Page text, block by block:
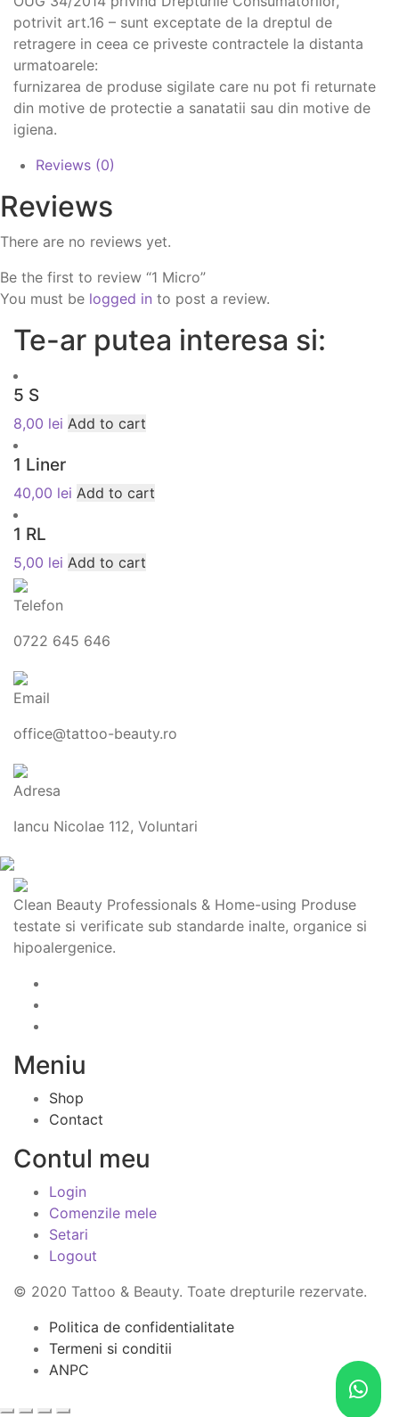
potrivit art.16 – sunt exceptate de la dreptul de
retragere in ceea ce priveste contractele la distanta
urmatoarele:
furnizarea de produse sigilate care nu pot fi returnate
din motive de protectie a sanatatii sau din motive de
igiena.
Reviews (0)
Reviews
There are no reviews yet.
Be the first to review “1 Micro”
You must be logged in to post a review.
Te-ar putea interesa si:
5 S
8,00 lei Add to cart
1 Liner
40,00 lei Add to cart
1 RL
5,00 lei Add to cart
Telefon
0722 645 646
Email
office@tattoo-beauty.ro
Adresa
Iancu Nicolae 112, Voluntari
Clean Beauty Professionals & Home-using Produse
testate si verificate sub standarde inalte, organice si
hipoalergenice.
Meniu
Shop
Contact
Contul meu
Login
Comenzile mele
Setari
Logout
© 2020 Tattoo & Beauty. Toate drepturile rezervate.
Politica de confidentialitate
Termeni si conditii
ANPC